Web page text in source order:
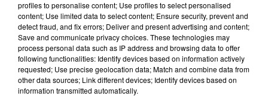
Candy Shop
50 CENT
profiles to personalise content; Use profiles to select personalised
content; Use limited data to select content; Ensure security, prevent and
detect fraud, and fix errors; Deliver and present advertising and content;
Save and communicate privacy choices. These technologies may
process personal data such as IP address and browsing data to offer
following functionalities: Identify devices based on information actively
requested; Use precise geolocation data; Match and combine data from
other data sources; Link different devices; Identify devices based on
information transmitted automatically.